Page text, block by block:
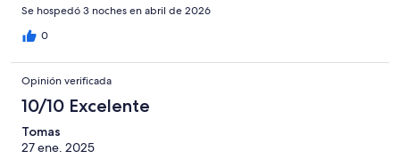
Se hospedó 3 noches en abril de 2026
0
Opinión verificada
10/10 Excelente
Tomas
27 ene. 2025